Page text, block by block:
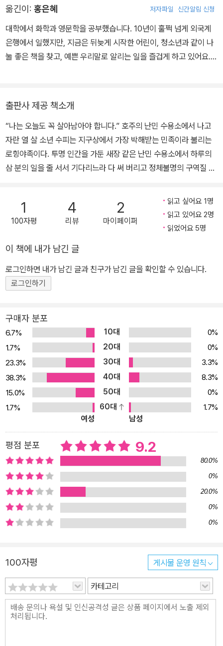
누나의 태도가 어딘지 모르게 다른 때랑 달랐다. 조용하고 단호하게
“세상 사람들이 다시 우리 생각을 하게 할 거야. 이렇게 사는 건 사는
게 아니라는 것도 알게 할 거고. 우리가 처한 현실을 보여 주고, 우리
도 사람이라는 사실을 알리는 거야. 그러면 다시는 우리를 잊지 않을
러는지는 잘 모르겠다. 내가 어른이 된 것 같다는 생각이 금세 쏙 들어
“근데 만약에 들키면……, 형이 말썽을 피웠다고 베타 천막으로 보내
버릴 텐데.”
내 말에 형이 웃으며 철조망 사이로 팔을 뻗어 내 어깨를 툭 쳤다.
“안 걸려. 동생아, 그런 걱정은 꽉 붙들어 매셔.”
살아가는 사람들을 세상에 알리고 싶어서 이 책을 쓰게 되었다고 한
다.
옮긴이: 홍은혜 저자파일 신간알림 신청
대학에서 화학과 영문학을 공부했습니다. 10년이 훌쩍 넘게 외국계
은행에서 일했지만, 지금은 뒤늦게 시작한 어린이, 청소년과 같이 나
눌 좋은 책을 찾고, 예쁜 우리말로 알리는 일을 즐겁게 하고 있어요.
출판사 제공 책소개
“나는 오늘도 꼭 살아남아야 합니다.” 호주의 난민 수용소에서 나고
자란 열 살 소년 수피는 지구상에서 가장 박해받는 민족이라 불리는
로힝야족이다. 투명 인간을 가둔 새장 같은 난민 수용소에서 하루의
삼 분의 일을 줄 서서 기다리느라 다 써 버리고 정체불명의 구역질 나
도 위태롭게 서 있다. 이것도 살아 있는 거라고 할 수 있을까? 그들은
그저 안전한 곳을 찾고 싶었던 것뿐이다. 영국도서관협회(CILIP) 선
정 앰네스티 아너 상 호주출판협회(ABIA) 선정 올해의 책 '지구상에
에게 그리 멀고도 낯선 단어가 아니다. 연일 뉴스를 통해 전쟁, 폭력,
박해 등의 이유로 삶의 터전을 잃고 목숨을 건 채 다른 나라로 도피하
는 난민들의 실상이 보도되면서, 난민 문제가 전 지구적인 문제라는
인식이 늘어가고 있기 때문이다. 유엔 난민 기구의 보고서에 따르면
전년 대비 30만 명이 증가했다고 한다. 3초에 1명씩 난민이 발생하는
셈이다. 게다가 그중 절반인 51%가 어린이와 청소년이라고 한다. 이
러한 난민 소식 중에서도 빼놓을 수 없는 것이 바로 ‘지구상에서 가장
박해받는 민족’이라고 불리는 ‘로힝야족’ 이야기이다. 로힝야족은 미
얀마 북서부 라카인주에 거주하는 소수 민족으로 주로 이슬람교를 믿
는다. 불교 국가인 미얀마는 135개의 소수 민족으로 이루어진 다민족
·다종교 국가인데, 유독 로힝야족만은 자국민으로 인정하지 않고 박
해를 가하고 있다. 특히 2016년에 결성된 로힝야 구원군(ARSA)과
미얀마 군대의 충돌은 갈등을 더욱 악화시켰다. 미얀마 군대는 ‘테러
와의 전쟁’을 내세우며 대규모 소탕 작전을 벌였고, 이 과정에서 대량
학살, 성폭력, 지뢰 매설, 그리고 마을을 통째로 불태우는 지경에 이르
러 지금까지 70만 명에 달하는 로힝야족이 방글라데시로 피란했다.
사실 이들이 갈등을 빚은 역사는 영국의 미얀마 식민 지배 때로 거슬
러 올라가야 할 정도로 뿌리 깊다. 영국이 식민 통치하는 동안 로힝야
족을 미얀마로 이주시킴으로써 버마족과 갈등을 빚게 했고, 이후 19
48년에 미얀마가 독립하자 로힝야족에 대한 본격적인 박해가 시작
을 착취당하는 것은 물론이고 시민권을 얻지 못해서 불법 이민자로
차별받아 왔다. 로힝야족 문제는 정치적?역사적 배경이 있기에 단순
한 해법을 찾기 어렵다. 하지만 현재 미얀마 정부가 탄압하는 대상이
반군과 관련 없는 민간인들이기 때문에, 보다 인도주의적인 관점에서
이 문제를 바라봐야 한다는 지적이 나오고 있다. 유엔과 국제 사회는
1
100자평
4
리뷰
2
마이페이퍼
읽고 싶어요 1명
읽고 있어요 2명
읽었어요 5명
이 책에 내가 남긴 글
로그인하면 내가 남긴 글과 친구가 남긴 글을 확인할 수 있습니다.
로그인하기
구매자 분포
6.7% 10대
0%
1.7%
20대
0%
23.3%
30대
3.3%
38.3%
40대
8.3%
15.0%
50대
0%
1.7%
60대
1.7%
여성
남성
평점 분포 9.2
80.0%
0%
20.0%
0%
0%
100자평 게시물 운영 원칙
카테고리